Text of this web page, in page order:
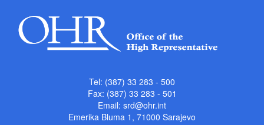
Tel: (387) 33 283 - 500
Fax: (387) 33 283 - 501
Email: srd@ohr.int
Emerika Bluma 1, 71000 Sarajevo